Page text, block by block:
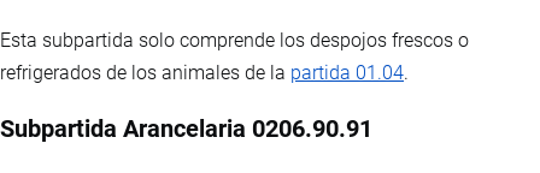
Esta subpartida solo comprende los despojos frescos o
refrigerados de los animales de la partida 01.04.
Subpartida Arancelaria 0206.90.91